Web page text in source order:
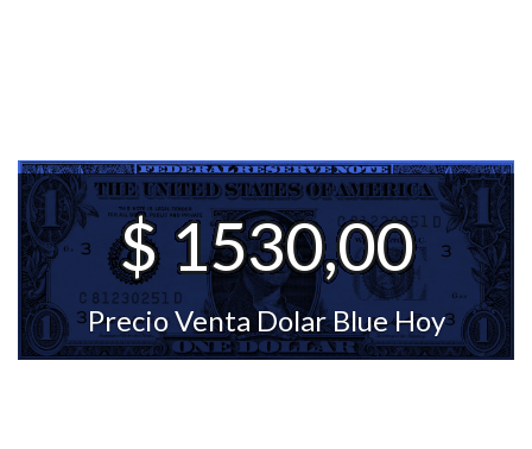
$ 1530,00
Precio Venta Dolar Blue Hoy